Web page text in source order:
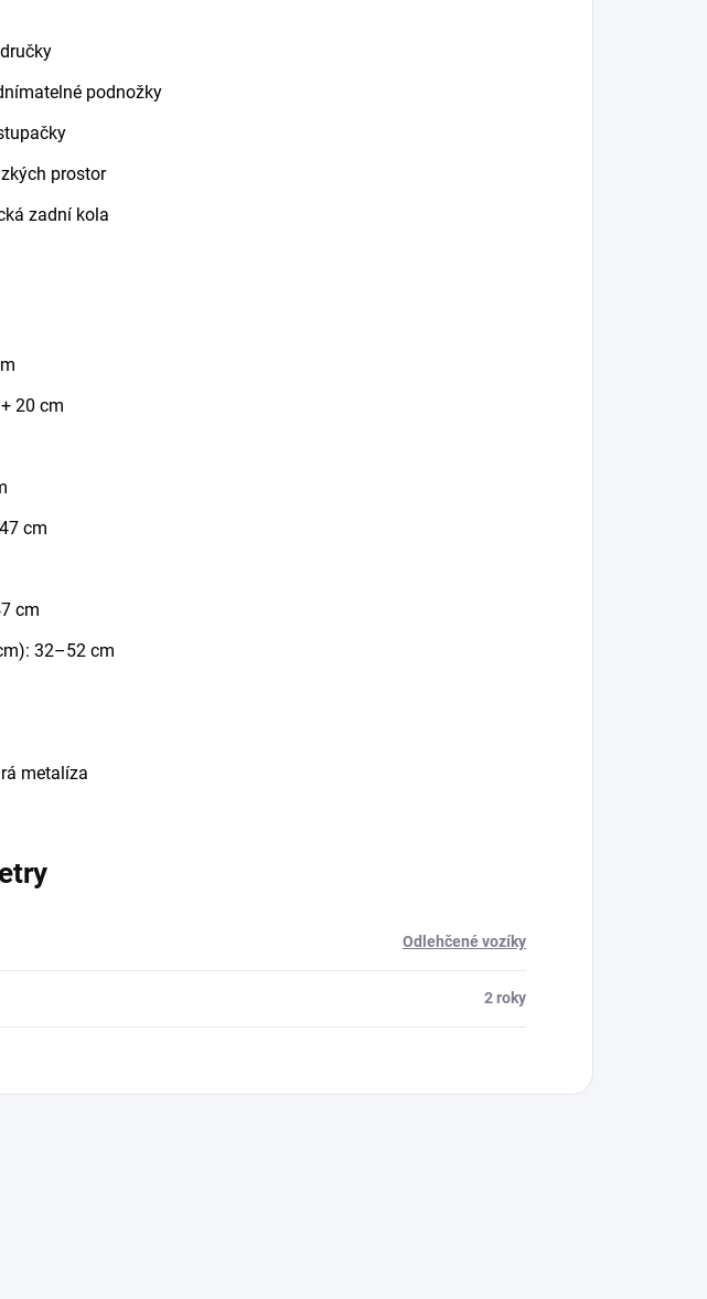
podnožky
prostor
zadní kola
20 cm
cm
cm
32–52 cm
metalíza
Odlehčené vozíky
2 roky